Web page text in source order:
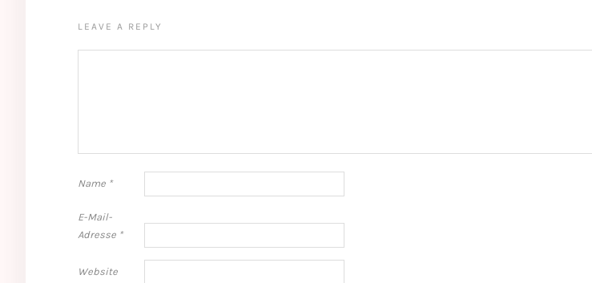
LEAVE A REPLY
Name *
E-Mail-
Adresse *
Website